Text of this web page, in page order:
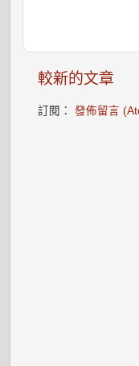
較新的文章
訂閱：發佈留言